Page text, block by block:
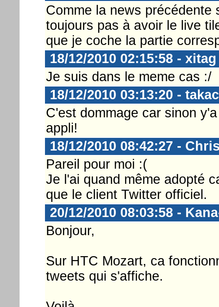
Comme la news
toujours pas à avoir le live
que je coche la partie
18/12/2010 02:15:58 - xitag
Je suis dans le meme cas :/
18/12/2010 03:13:20 -
C'est dommage car sinon
appli!
18/12/2010 08:42:27 -
Pareil pour moi :(
Je l'ai quand même adopté
que le client Twitter officiel.
20/12/2010 08:03:58 -
Bonjour,
Sur HTC Mozart, ca
tweets qui s'affiche.